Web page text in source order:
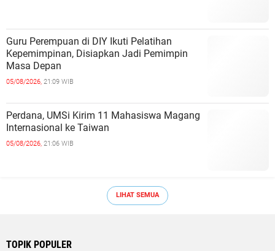
Guru Perempuan di DIY Ikuti Pelatihan
Kepemimpinan, Disiapkan Jadi Pemimpin
Masa Depan
05/08/2026, 21:09 WIB
Perdana, UMSi Kirim 11 Mahasiswa Magang
Internasional ke Taiwan
05/08/2026, 21:06 WIB
LIHAT SEMUA
TOPIK POPULER